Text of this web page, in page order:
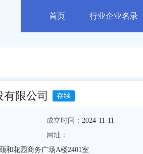
首页 行业企业名录
限公司 存续
成立时间： 2024-11-11
网址：
和花园商务广场A楼2401室